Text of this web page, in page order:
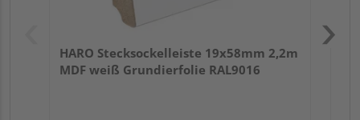
HARO Stecksockelleiste 19x58mm 2,2m
MDF weiß Grundierfolie RAL9016